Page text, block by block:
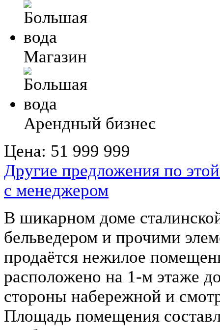
Магазин
Арендный бизнес
Цена: 51 999 999
Другие предложения по
с менеджером
В шикарном доме
бельведером и прочими
продаётся нежилое
расположено на 1-м этаже
стороны набережной и
Площадь помещения